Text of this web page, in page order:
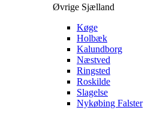
Øvrige Sjælland
Køge
Holbæk
Kalundborg
Næstved
Ringsted
Roskilde
Slagelse
Nykøbing Falster